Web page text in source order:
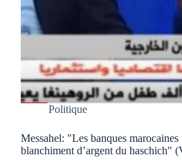
Politique
Messahel: "Les banques marocaines
blanchiment d’argent du haschich"